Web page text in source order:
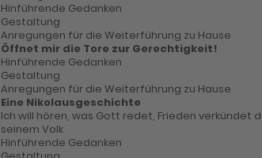
Hinführende Gedanken
Gestaltung
Anregungen für die Weiterführung zu Hause
Öffnet mir die Tore zur Gerechtigkeit!
Hinführende Gedanken
Gestaltung
Anregungen für die Weiterführung zu Hause
Eine Nikolausgeschichte
Ich will hören, was Gott redet, Frieden verkündet
seinem Volk
Hinführende Gedanken